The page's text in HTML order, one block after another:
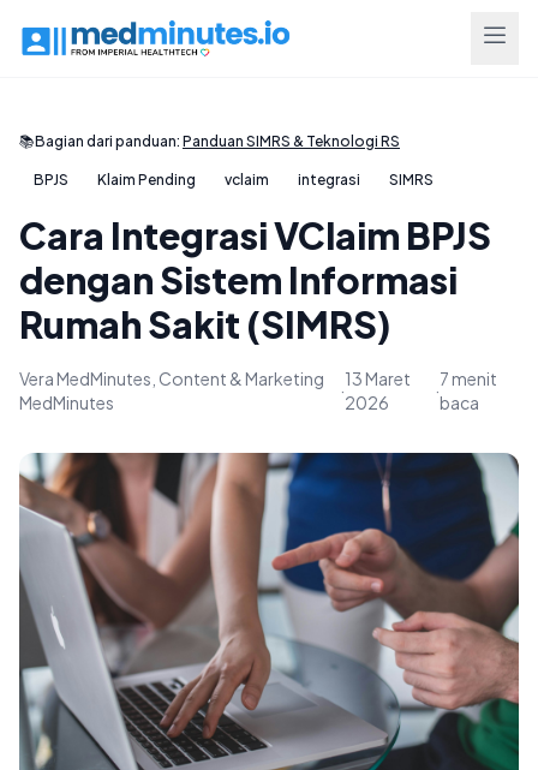
📚Bagian dari panduan: Panduan SIMRS & Teknologi RS
BPJS Klaim Pending vclaim integrasi SIMRS
Cara Integrasi VClaim BPJS
dengan Sistem Informasi
Rumah Sakit (SIMRS)
Vera MedMinutes, Content & Marketing
MedMinutes
·
13 Maret
2026
·
7 menit
baca